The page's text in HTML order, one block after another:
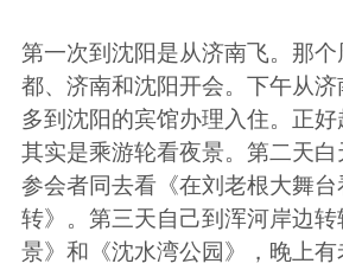
第一次到沈阳是从济南飞。那
都、济南和沈阳开会。下午从济
多到沈阳的宾馆办理入住。正好
其实是乘游轮看夜景。第二天
参会者同去看《在刘老根大舞台
转》。第三天自己到浑河岸边转
景》和《沈水湾公园》，晚上